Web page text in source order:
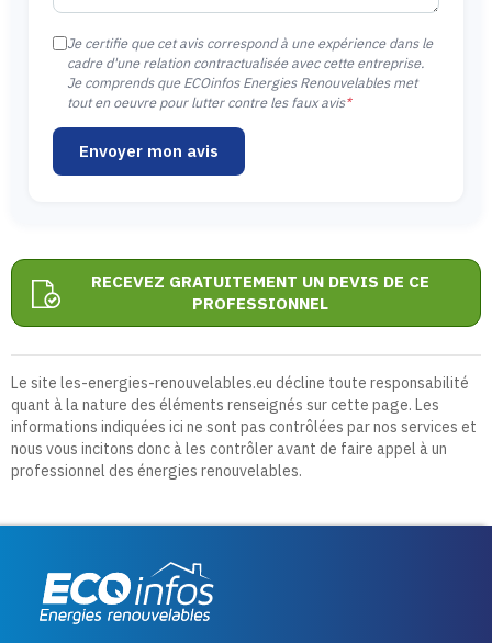
Je certifie que cet avis correspond à une expérience dans le
cadre d'une relation contractualisée avec cette entreprise.
Je comprends que ECOinfos Energies Renouvelables met
tout en oeuvre pour lutter contre les faux avis*
Envoyer mon avis
RECEVEZ GRATUITEMENT UN DEVIS DE CE
PROFESSIONNEL
Le site les-energies-renouvelables.eu décline toute responsabilité
quant à la nature des éléments renseignés sur cette page. Les
informations indiquées ici ne sont pas contrôlées par nos services et
nous vous incitons donc à les contrôler avant de faire appel à un
professionnel des énergies renouvelables.